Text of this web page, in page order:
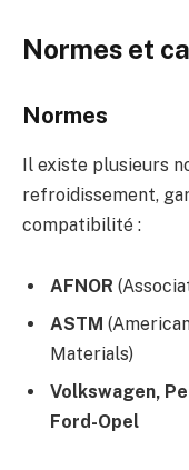
Normes et
Normes
Il existe plusieurs
refroidissement,
compatibilité :
AFNOR
ASTM
Materials)
Volkswagen,
Ford-Opel